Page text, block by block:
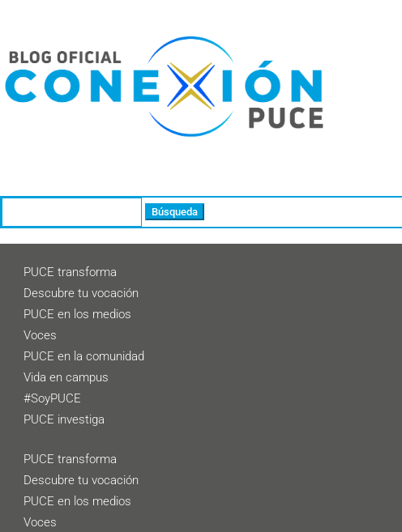
PUCE transforma
Descubre tu vocación
PUCE en los medios
Voces
PUCE en la comunidad
Vida en campus
#SoyPUCE
PUCE investiga
PUCE transforma
Descubre tu vocación
PUCE en los medios
Voces